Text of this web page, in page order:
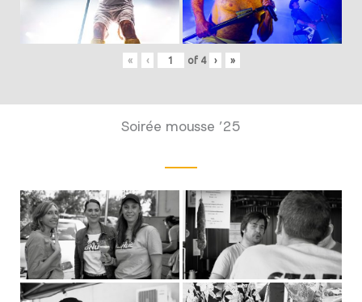
« ‹ of 4 › »
Soirée mousse ’25